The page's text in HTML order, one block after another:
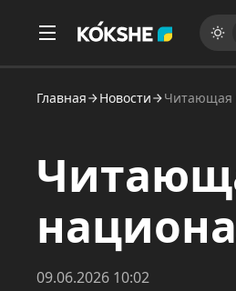
Главная Новости Читающая
09.06.2026 10:02